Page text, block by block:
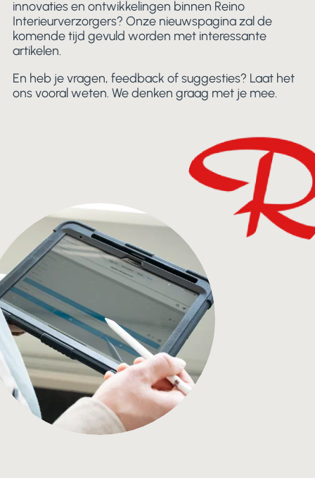
innovaties en ontwikkelingen binnen Reino
Interieurverzorgers? Onze nieuwspagina zal de
komende tijd gevuld worden met interessante
artikelen.
En heb je vragen, feedback of suggesties? Laat het
ons vooral weten. We denken graag met je mee.